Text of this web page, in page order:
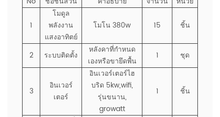
1
โมดูล
พลังงาน
แสงอาทิตย์
โมโน 380w 15 ชิ้น
2 ระบบติดตั้ง
หลังคาที่กำหนด
เองหรือขายึดพื้น
1 ชุด
3
อินเวอร์
เตอร์
อินเวอร์เตอร์ไฮ
บริด 5kw,wifi,
รุ่นขนาน,
growatt
1 ชิ้น